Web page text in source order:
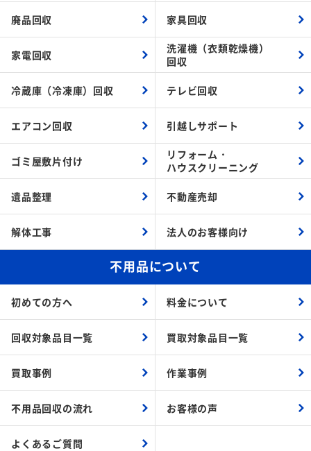
廃品回収 家具回収
家電回収
洗濯機（衣類乾燥機）
回収
冷蔵庫（冷凍庫）回収 テレビ回収
エアコン回収 引越しサポート
ゴミ屋敷片付け
リフォーム・
ハウスクリーニング
遺品整理 不動産売却
解体工事 法人のお客様向け
不用品について
初めての方へ 料金について
回収対象品目一覧 買取対象品目一覧
買取事例 作業事例
不用品回収の流れ お客様の声
よくあるご質問